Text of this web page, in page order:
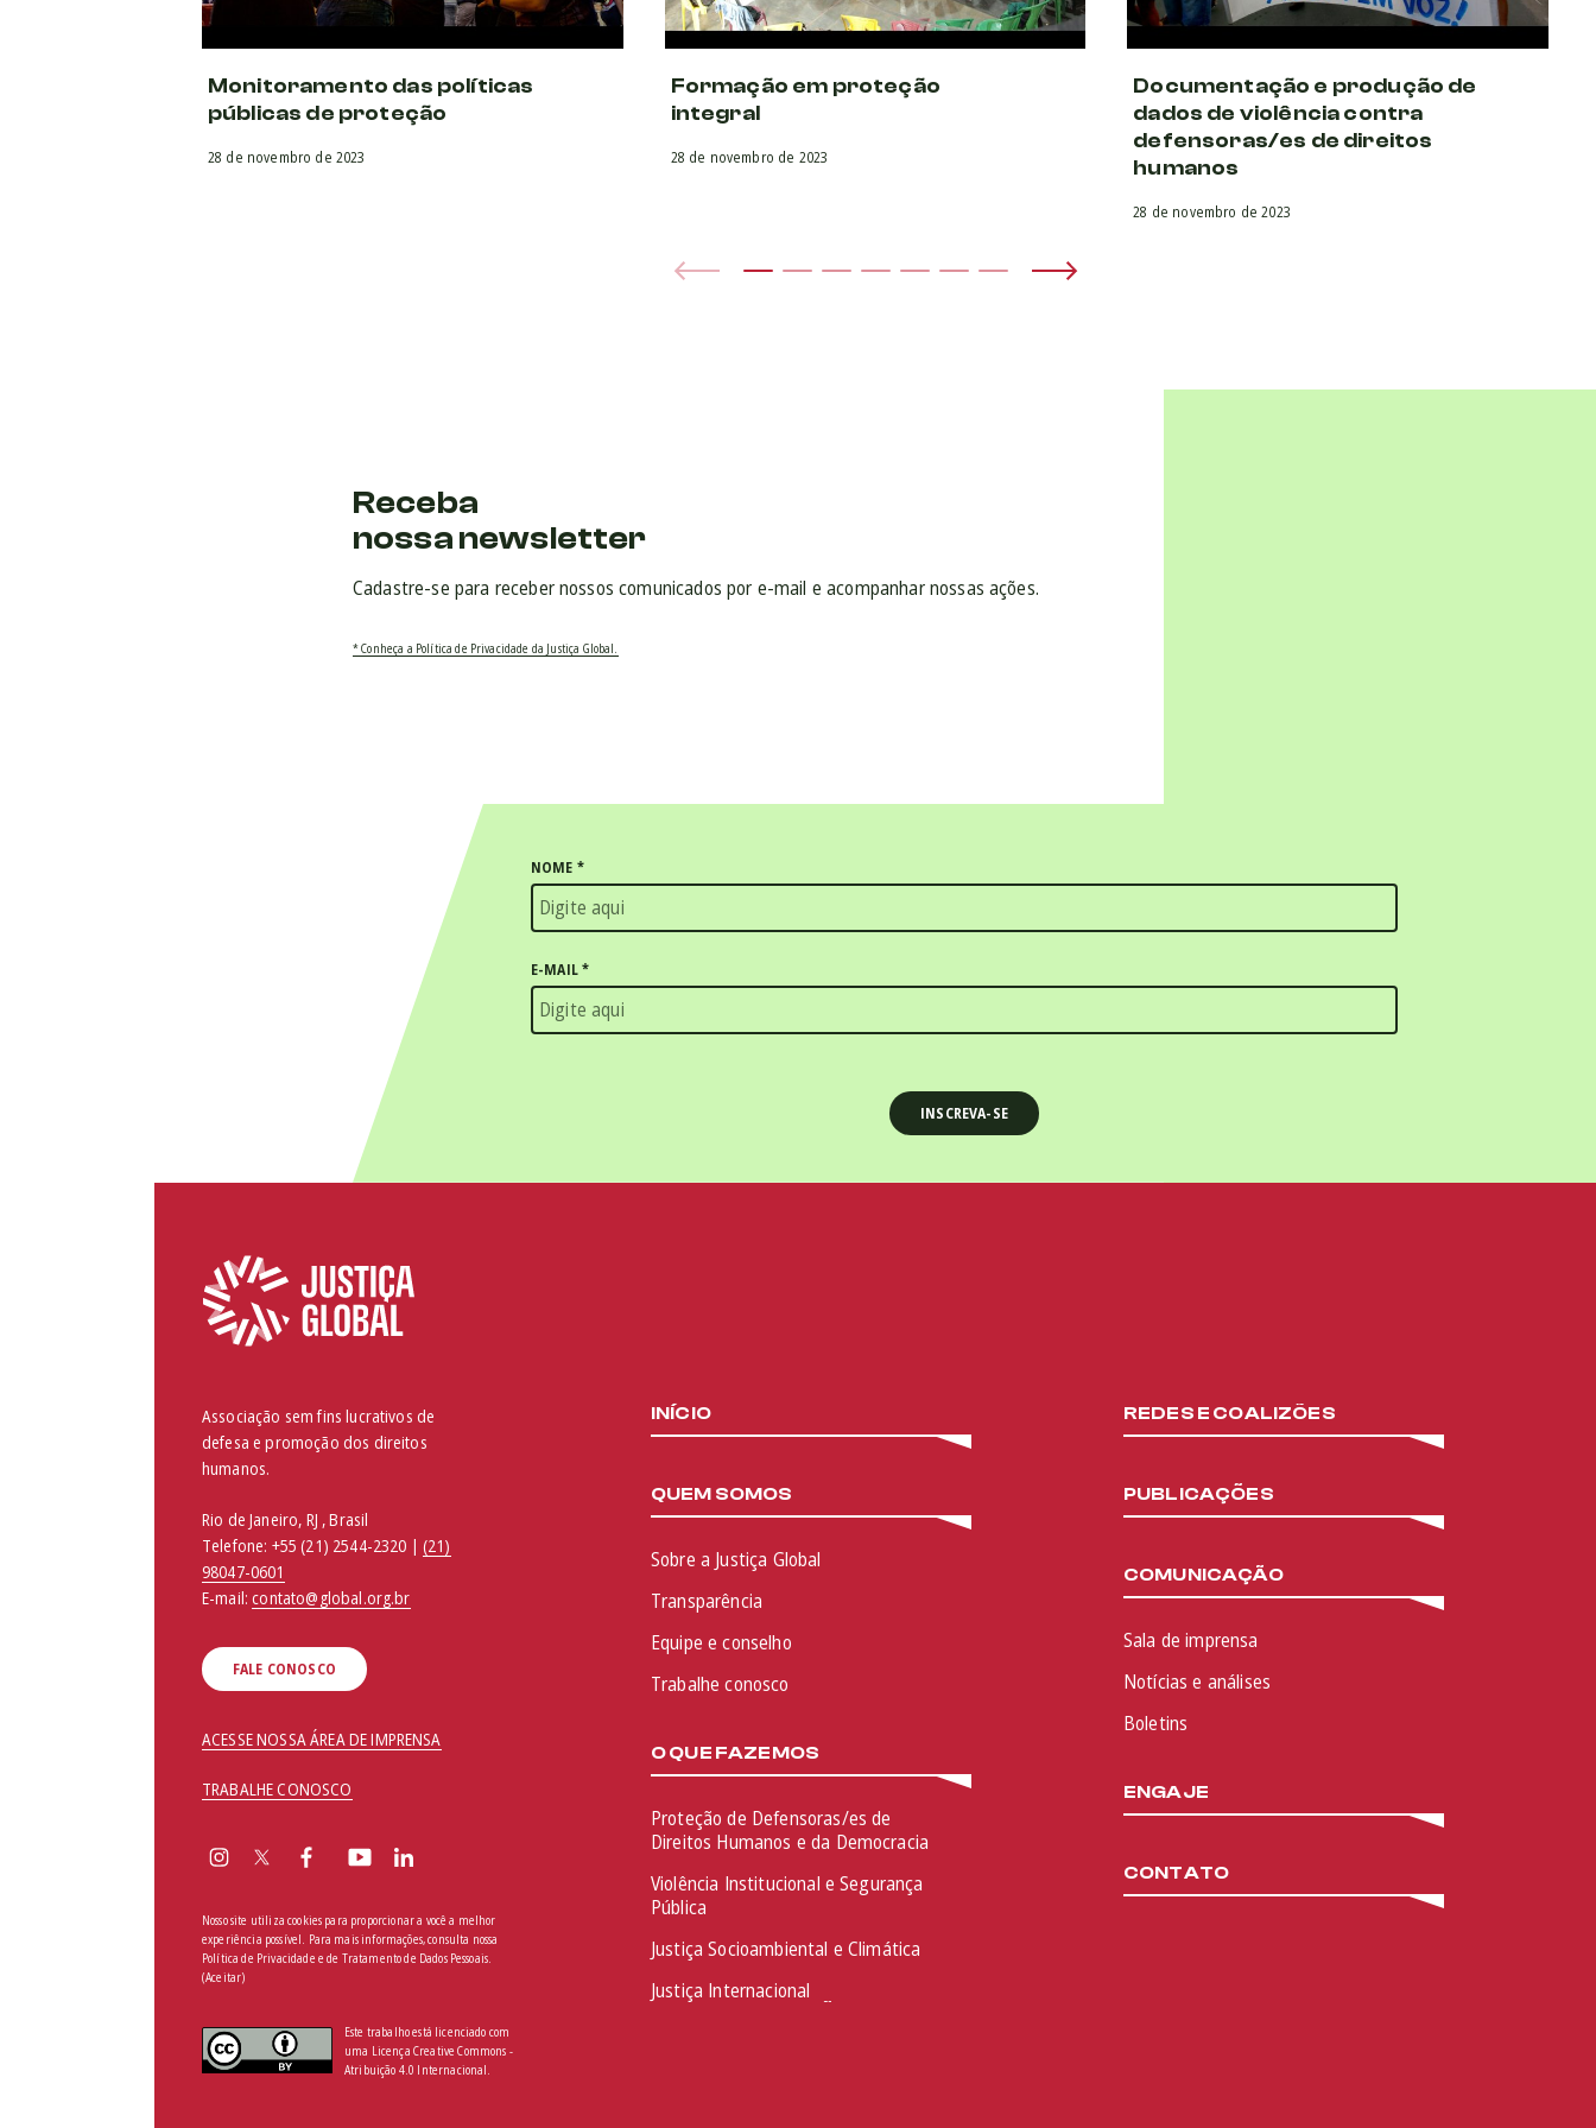
Monitoramento das políticas
públicas de proteção
28 de novembro de 2023
Formação em proteção
integral
28 de novembro de 2023
Documentação e produção de
dados de violência contra
defensoras/es de direitos
humanos
28 de novembro de 2023
Receba
nossa newsletter
Cadastre-se para receber nossos comunicados por e-mail e acompanhar nossas ações.
* Conheça a Política de Privacidade da Justiça Global.
NOME *
E-MAIL*
Associação sem fins lucrativos de
defesa e promoção dos direitos
humanos.
Rio de Janeiro, RJ , Brasil
Telefone: +55 (21) 2544-2320 | (21)
98047-0601
E-mail:contato@global.org.br
FALE CONOSCO
ACESSE NOSSA ÁREA DE IMPRENSA
TRABALHE CONOSCO
Nosso site utiliza cookies para proporcionar a você a melhor
experiência possível. Para mais informações, consulta nossa
Política de Privacidade e de Tratamento de Dados Pessoais
(Aceitar)
Este trabalho está licenciado com
uma Licença Creative Commons -
Atribuição 4.0 Internacional.
INÍCIO
QUEM SOMOS
Sobre a Justiça Global
Transparência
Equipe e conselho
Trabalhe conosco
O QUE FAZEMOS
Proteção de Defensoras/es de
Direitos Humanos e da Democracia
Violência Institucional e Segurança
Pública
Justiça Socioambiental e Climática
Justiça Internacional
REDES E COALIZÕES
PUBLICAÇÕES
COMUNICAÇÃO
Sala de imprensa
Notícias e análises
Boletins
ENGAJE
CONTATO